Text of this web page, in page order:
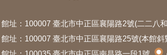
館址：100007 臺北市中正區襄陽路2號(二二八
館址：100007 臺北市中正區襄陽路25號(本館斜